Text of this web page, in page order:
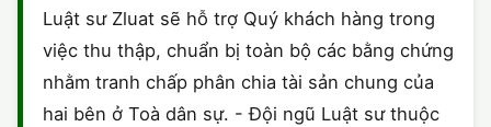
Luật sư Zluat sẽ hỗ trợ Quý khách hàng trong
việc thu thập, chuẩn bị toàn bộ các bằng chứng
nhằm tranh chấp phân chia tài sản chung của
hai bên ở Toà dân sự. - Đội ngũ Luật sư thuộc